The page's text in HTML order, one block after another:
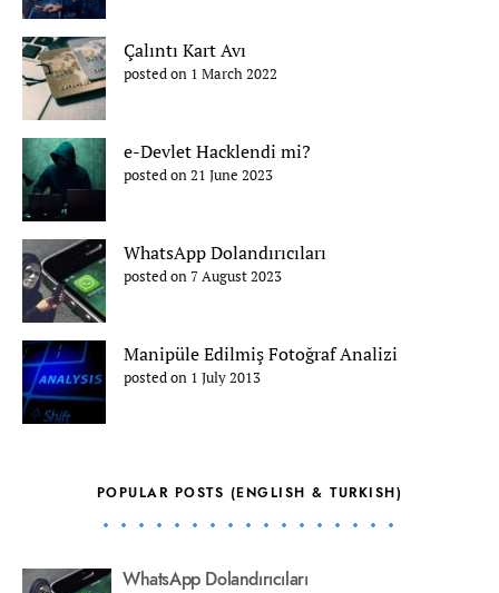
Çalıntı Kart Avı
posted on 1 March 2022
e-Devlet Hacklendi mi?
posted on 21 June 2023
WhatsApp Dolandırıcıları
posted on 7 August 2023
Manipüle Edilmiş Fotoğraf Analizi
posted on 1 July 2013
POPULAR POSTS (ENGLISH & TURKISH)
WhatsApp Dolandırıcıları